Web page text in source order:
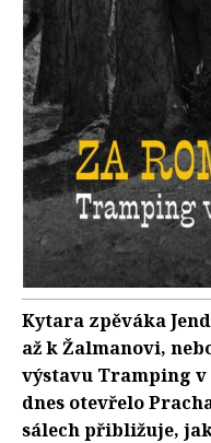
Kytara zpěváka
až k Žalmanovi,
výstavu Tramping
dnes otevřelo
sálech přibližuje,